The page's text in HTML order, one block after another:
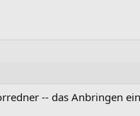
-- das Anbringen